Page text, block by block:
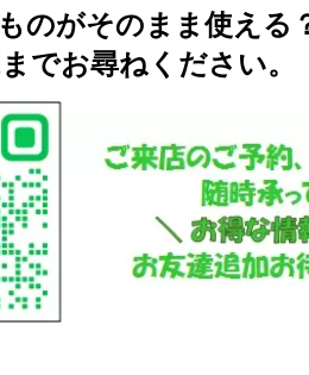
のがそのまま使える
でお尋ねください。